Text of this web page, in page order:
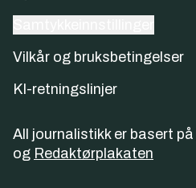
Vilkår og bruksbetingelser
KI-retningslinjer
All journalistikk er basert på
og Redaktørplakaten